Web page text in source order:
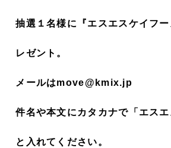
抽選１名様に『エスエスケイフ
レゼント。
メールはmove@kmix.jp
件名や本文にカタカナで「エスエ
と入れてください。